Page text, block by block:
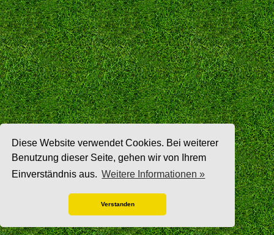
Diese Website verwendet Cookies. Bei weiterer
Benutzung dieser Seite, gehen wir von Ihrem
Einverständnis aus. Weitere Informationen »
Verstanden